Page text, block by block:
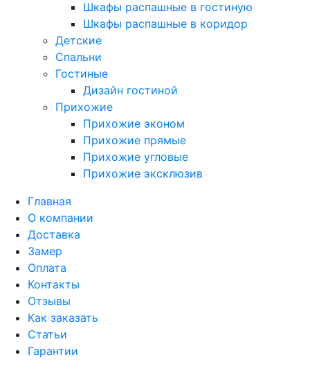
Шкафы распашные в гостиную
Шкафы распашные в коридор
Детские
Спальни
Гостиные
Дизайн гостиной
Прихожие
Прихожие эконом
Прихожие прямые
Прихожие угловые
Прихожие эксклюзив
Главная
О компании
Доставка
Замер
Оплата
Контакты
Отзывы
Как заказать
Статьи
Гарантии